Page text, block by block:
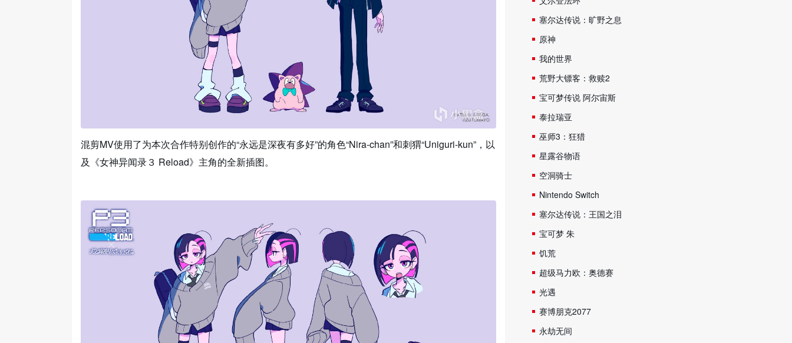
混剪MV使用了为本次合作特别创作的“永远是深夜有多好”的角色“Nira-chan”和刺猬“Uniguri-kun”，以
及《女神异闻录３ Reload》主角的全新插图。
塞尔达传说：旷野之息
原神
我的世界
荒野大镖客：救赎2
宝可梦传说 阿尔宙斯
泰拉瑞亚
巫师3：狂猎
星露谷物语
空洞骑士
Nintendo Switch
塞尔达传说：王国之泪
宝可梦 朱
饥荒
超级马力欧：奥德赛
光遇
赛博朋克2077
永劫无间